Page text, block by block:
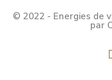
© 2022 - Energies de
par